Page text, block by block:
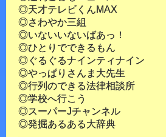
◎天才テレビくんMAX
◎さわやか三組
◎いないいないばあっ！
◎ひとりでできるもん
◎ぐるぐるナインティナイン
◎やっぱりさんま大先生
◎行列のできる法律相談所
◎学校へ行こう
◎スーパーJチャンネル
◎発掘あるある大辞典